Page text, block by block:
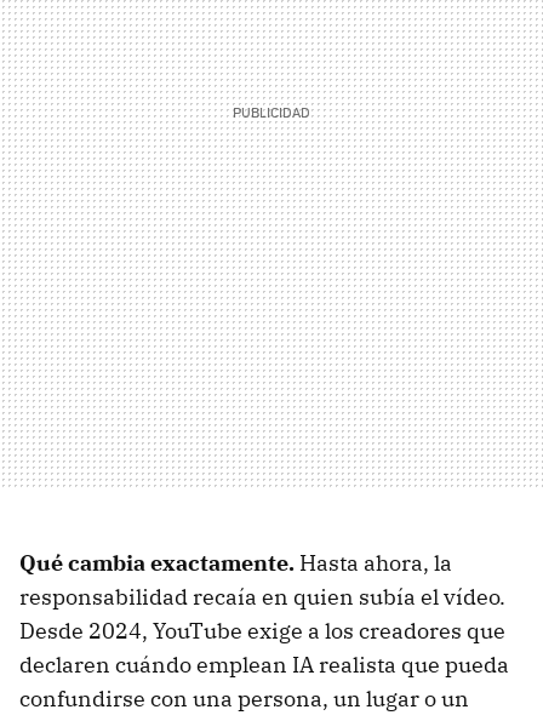
Qué cambia exactamente. Hasta ahora, la
responsabilidad recaía en quien subía el vídeo.
Desde 2024, YouTube exige a los creadores que
declaren cuándo emplean IA realista que pueda
confundirse con una persona, un lugar o un